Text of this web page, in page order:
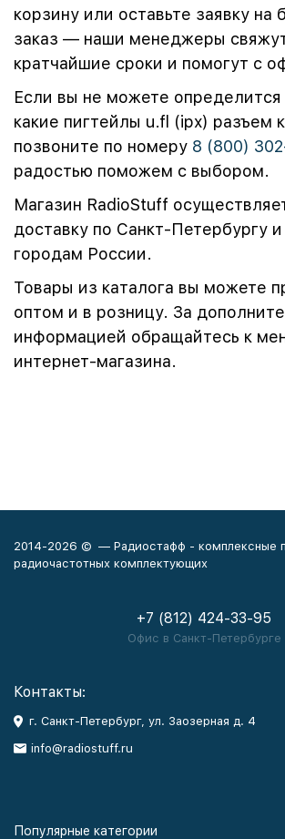
корзину или оставьте заявку на
заказ — наши менеджеры
кратчайшие сроки и помогут с
Если вы не можете определится
какие пигтейлы u.fl (ipx) разъем
позвоните по номеру 8 (800)
радостью поможем с выбором.
Магазин RadioStuff
доставку по Санкт-Петербургу
городам России.
Товары из каталога вы можете
оптом и в розницу. За
информацией обращайтесь к
интернет-магазина.
2014-2026 © — Радиостафф - комплексные
радиочастотных комплектующих
+7 (812) 424-33-95
Офис в Санкт-Петербурге
Контакты:
г. Санкт-Петербург, ул. Заозерная д. 4
info@radiostuff.ru
Популярные категории